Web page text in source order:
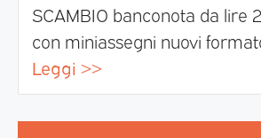
SCAMBIO banconota da lire
con miniassegni nuovi
Leggi >>